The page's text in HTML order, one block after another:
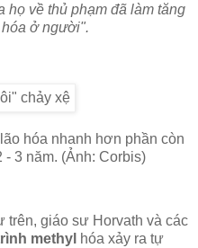
họ về thủ phạm đã làm tăng
ở người".
hóa nhanh hơn phần còn
3 năm. (Ảnh: Corbis)
trên, giáo sư Horvath và các
methyl hóa xảy ra tự